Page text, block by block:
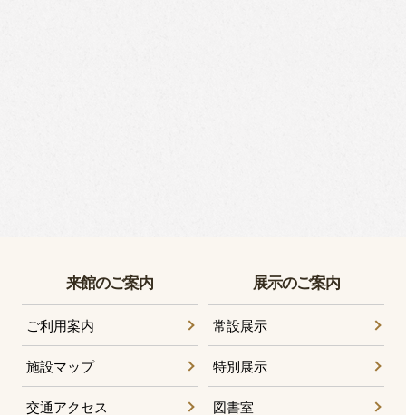
来館のご案内
ご利用案内
施設マップ
交通アクセス
展示のご案内
常設展示
特別展示
図書室